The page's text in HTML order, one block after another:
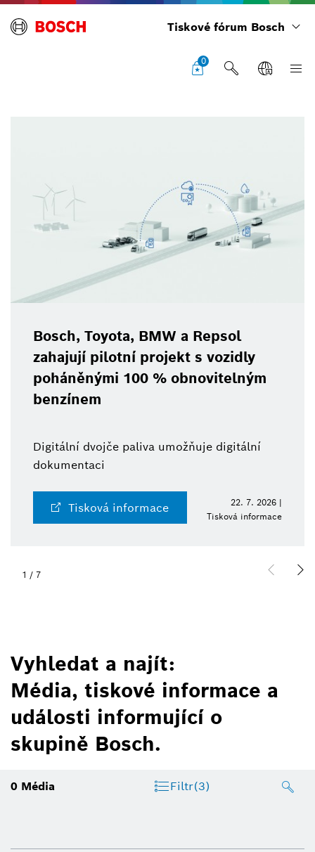
Tiskové fórum Bosch
0
Bosch, Toyota, BMW a Repsol
zahajují pilotní projekt s vozidly
poháněnými 100 % obnovitelným
benzínem
Digitální dvojče paliva umožňuje digitální
dokumentaci
Tisková informace
22. 7. 2026 |
Tisková informace
1 / 7
Vyhledat a najít:
Média, tiskové informace a
události informující o
skupině Bosch.
0 Média Filtr(3)